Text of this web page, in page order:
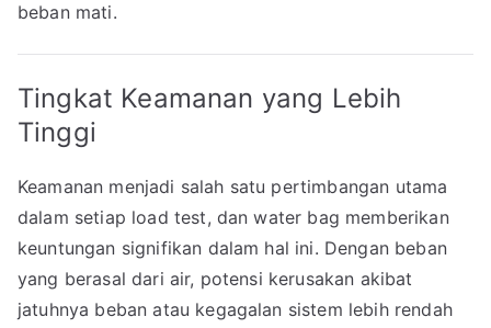
beban mati.
Tingkat Keamanan yang Lebih
Tinggi
Keamanan menjadi salah satu pertimbangan utama
dalam setiap load test, dan water bag memberikan
keuntungan signifikan dalam hal ini. Dengan beban
yang berasal dari air, potensi kerusakan akibat
jatuhnya beban atau kegagalan sistem lebih rendah